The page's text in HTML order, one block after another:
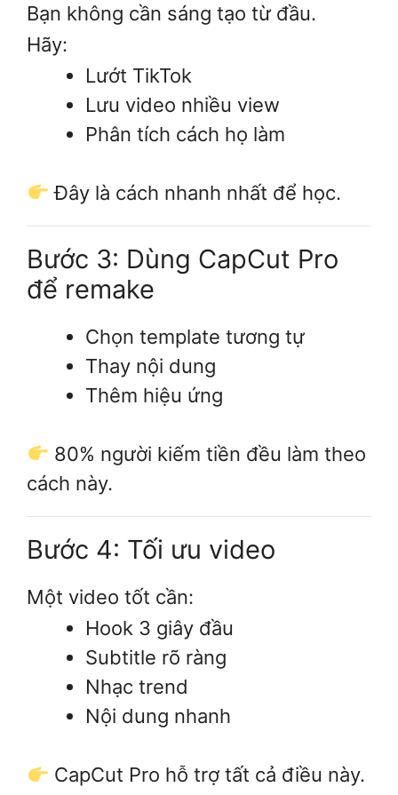
Bạn không cần sáng tạo từ đầu.
Hãy:
Lướt TikTok
Lưu video nhiều view
Phân tích cách họ làm
Đây là cách nhanh nhất để học.
Bước 3: Dùng CapCut Pro
để remake
Chọn template tương tự
Thay nội dung
Thêm hiệu ứng
80% người kiếm tiền đều làm theo
cách này.
Bước 4: Tối ưu video
Một video tốt cần:
Hook 3 giây đầu
Subtitle rõ ràng
Nhạc trend
Nội dung nhanh
CapCut Pro hỗ trợ tất cả điều này.